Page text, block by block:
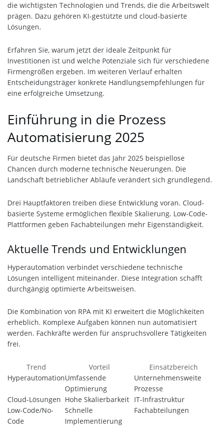
die wichtigsten Technologien und Trends, die die Arbeitswelt
prägen. Dazu gehören KI-gestützte und cloud-basierte
Lösungen.
Erfahren Sie, warum jetzt der ideale Zeitpunkt für
Investitionen ist und welche Potenziale sich für verschiedene
Firmengrößen ergeben. Im weiteren Verlauf erhalten
Entscheidungsträger konkrete Handlungsempfehlungen für
eine erfolgreiche Umsetzung.
Einführung in die Prozess
Automatisierung 2025
Für deutsche Firmen bietet das Jahr 2025 beispiellose
Chancen durch moderne technische Neuerungen. Die
Landschaft betrieblicher Abläufe verändert sich grundlegend.
Drei Hauptfaktoren treiben diese Entwicklung voran. Cloud-
basierte Systeme ermöglichen flexible Skalierung. Low-Code-
Plattformen geben Fachabteilungen mehr Eigenständigkeit.
Aktuelle Trends und Entwicklungen
Hyperautomation verbindet verschiedene technische
Lösungen intelligent miteinander. Diese Integration schafft
durchgängig optimierte Arbeitsweisen.
Die Kombination von RPA mit KI erweitert die Möglichkeiten
erheblich. Komplexe Aufgaben können nun automatisiert
werden. Fachkräfte werden für anspruchsvollere Tätigkeiten
frei.
Trend Vorteil
Einsatzbereich
HyperautomationUmfassende
Optimierung
Unternehmensweite
Prozesse
Cloud-Lösungen Hohe Skalierbarkeit IT-Infrastruktur
Low-Code/No-
Code
Schnelle
Implementierung
Fachabteilungen